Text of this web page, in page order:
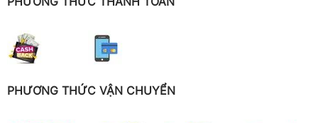
PHƯƠNG THỨC VẬN CHUYỂN